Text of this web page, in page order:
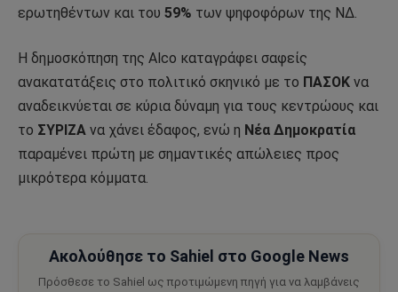
ερωτηθέντων και του 59% των ψηφοφόρων της ΝΔ.
Η δημοσκόπηση της Alco καταγράφει σαφείς
ανακατατάξεις στο πολιτικό σκηνικό με το ΠΑΣΟΚ να
αναδεικνύεται σε κύρια δύναμη για τους κεντρώους και
το ΣΥΡΙΖΑ να χάνει έδαφος, ενώ η Νέα Δημοκρατία
παραμένει πρώτη με σημαντικές απώλειες προς
μικρότερα κόμματα.
Ακολούθησε το Sahiel στο Google News
Πρόσθεσε το Sahiel ως προτιμώμενη πηγή για να λαμβάνεις